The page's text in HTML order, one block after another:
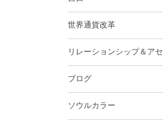
世界通貨改革
リレーションシップ＆ア
ブログ
ソウルカラー